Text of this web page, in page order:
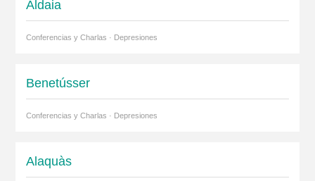
Aldaia
Conferencias y Charlas · Depresiones
Benetússer
Conferencias y Charlas · Depresiones
Alaquàs